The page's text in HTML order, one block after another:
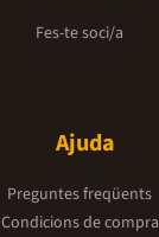
Fes-te soci/a
Ajuda
Preguntes freqüents
Condicions de compra